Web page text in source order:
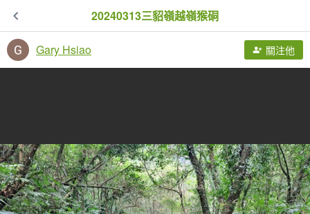
20240313三貂嶺越嶺猴硐
Gary Hsiao 關注他